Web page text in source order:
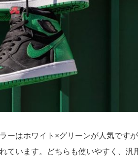
ーはホワイト×グリーンが人気です
ています。どちらも使いやすく、汎